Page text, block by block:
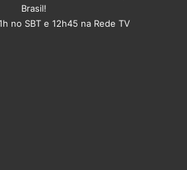
Brasil!
no SBT e 12h45 na Rede TV